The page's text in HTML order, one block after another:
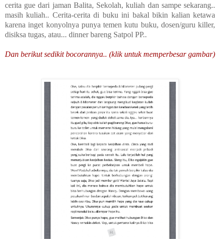
cerita gue dari jaman Balita, Sekolah, kuliah dan sampe sekarang..
masih kuliah.. Cerita-cerita di buku ini bakal bikin kalian ketawa
karena inget konyolnya punya temen kutu buku, dosen/guru killer,
disiksa tugas, atau... dinner bareng Satpol PP..
Dan berikut sedikit bocorannya.. (klik untuk memperbesar gambar)